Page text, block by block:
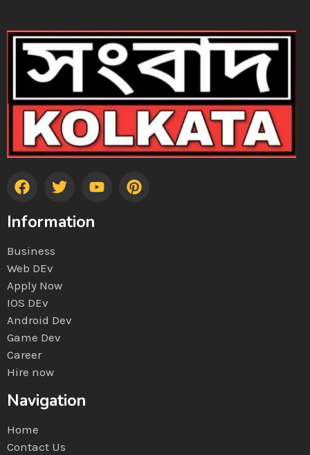
Information
Business
Web DEv
Apply Now
IOS DEv
Android Dev
Game Dev
Career
Hire now
Navigation
Home
Contact Us